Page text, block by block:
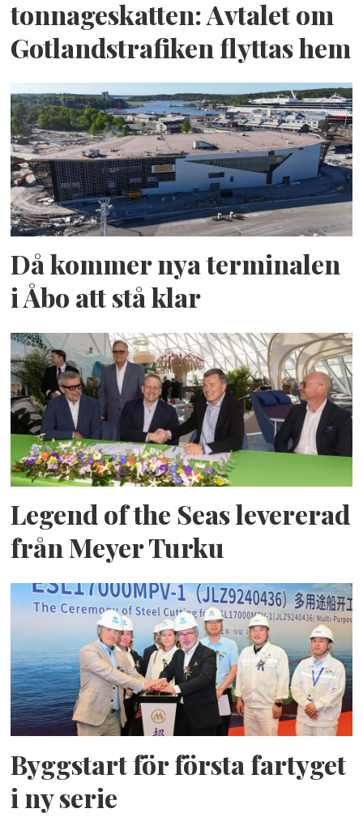
tonnageskatten: Avtalet om
Gotlandstrafiken flyttas hem
Då kommer nya terminalen
i Åbo att stå klar
Legend of the Seas levererad
från Meyer Turku
Byggstart för första fartyget
i ny serie